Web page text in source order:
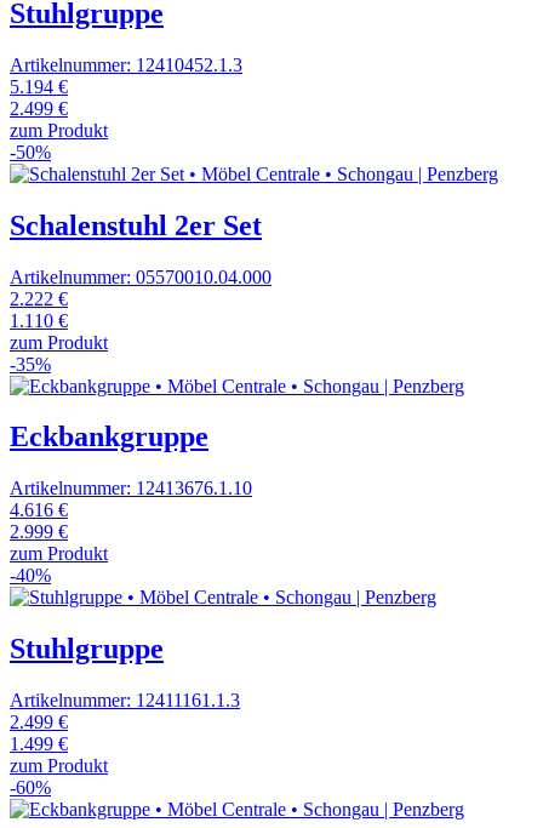
Stuhlgruppe
Artikelnummer: 12410452.1.3
5.194 €
2.499 €
zum Produkt
-50%
Schalenstuhl 2er Set
Artikelnummer: 05570010.04.000
2.222 €
1.110 €
zum Produkt
-35%
Eckbankgruppe
Artikelnummer: 12413676.1.10
4.616 €
2.999 €
zum Produkt
-40%
Stuhlgruppe
Artikelnummer: 12411161.1.3
2.499 €
1.499 €
zum Produkt
-60%